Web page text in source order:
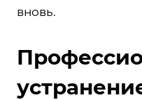
вновь.